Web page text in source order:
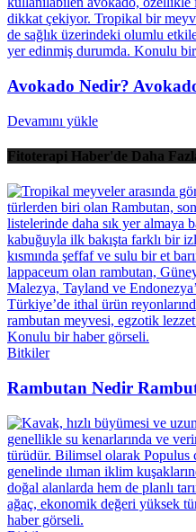
Avokado Nedir?
Devamını yükle
Fitoterapi Haber'de Daha
Bitkiler
Rambutan Nedir